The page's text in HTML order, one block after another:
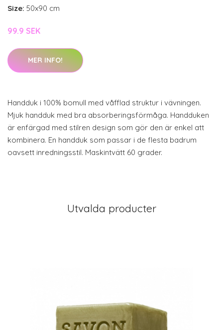
Size: 50x90 cm
99.9 SEK
MER INFO!
Handduk i 100% bomull med våfflad struktur i vävningen.
Mjuk handduk med bra absorberingsförmåga. Handduken
är enfärgad med stilren design som gör den är enkel att
kombinera. En handduk som passar i de flesta badrum
oavsett inredningsstil. Maskintvätt 60 grader.
Utvalda producter